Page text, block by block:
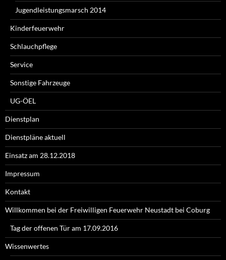
Jugendleistungsmarsch 2014
Kinderfeuerwehr
Schlauchpflege
Service
Sonstige Fahrzeuge
UG-ÖEL
Dienstplan
Dienstpläne aktuell
Einsatz am 28.12.2018
Impressum
Kontakt
Willkommen bei der Freiwilligen Feuerwehr Neustadt bei Coburg
Tag der offenen Tür am 17.09.2016
Wissenwertes